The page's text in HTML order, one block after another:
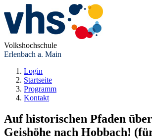
Volkshochschule
Erlenbach a. Main
Login
Startseite
Programm
Kontakt
Auf historischen Pfaden
Geishöhe nach Hobbach!